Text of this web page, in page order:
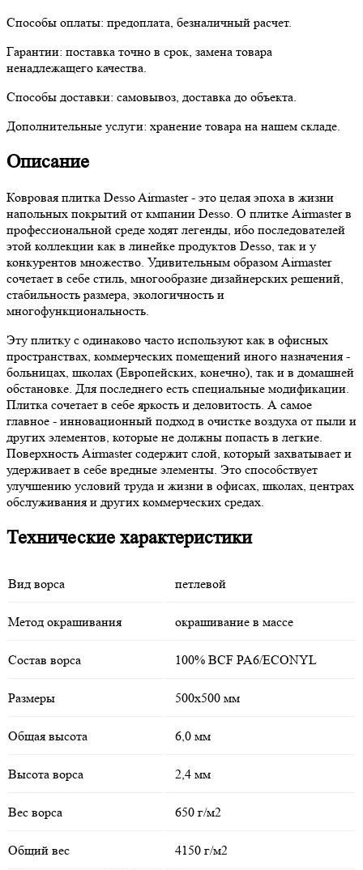
Способы оплаты: предоплата, безналичный расчет.
Гарантии: поставка точно в срок, замена товара
ненадлежащего качества.
Способы доставки: самовывоз, доставка до объекта.
Дополнительные услуги: хранение товара на нашем складе.
Описание
Ковровая плитка Desso Airmaster - это целая эпоха в жизни
напольных покрытий от кмпании Desso. О плитке Airmaster в
профессиональной среде ходят легенды, ибо последователей
этой коллекции как в линейке продуктов Desso, так и у
конкурентов множество. Удивительным образом Airmaster
сочетает в себе стиль, многообразие дизайнерских решений,
стабильность размера, экологичность и
многофункциональность.
Эту плитку с одинаково часто используют как в офисных
пространствах, коммерческих помещений иного назначения -
больницах, школах (Европейских, конечно), так и в домашней
обстановке. Для последнего есть специальные модификации.
Плитка сочетает в себе яркость и деловитость. А самое
главное - инновационный подход в очистке воздуха от пыли и
других элементов, которые не должны попасть в легкие.
Поверхность Airmaster содержит слой, который захватывает и
удерживает в себе вредные элементы. Это способствует
улучшению условий труда и жизни в офисах, школах, центрах
обслуживания и других коммерческих средах.
Технические характеристики
Вид ворса петлевой
Метод окрашивания окрашивание в массе
Состав ворса 100% BCF PA6/ECONYL
Размеры 500x500 мм
Общая высота 6,0 мм
Высота ворса 2,4 мм
Вес ворса 650 г/м2
Общий вес
4150 г/м2